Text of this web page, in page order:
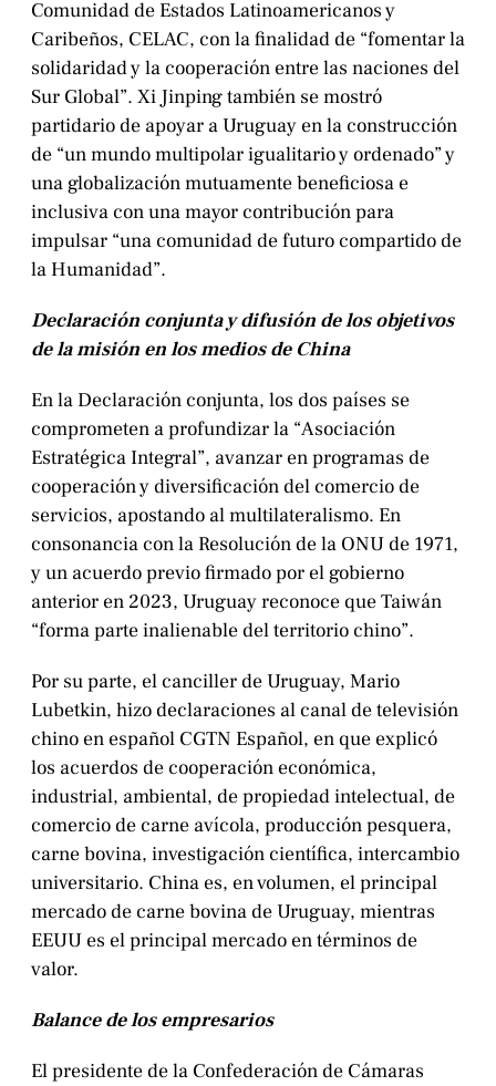
Comunidad de Estados Latinoamericanos y
Caribeños, CELAC, con la finalidad de “fomentar la
solidaridad y la cooperación entre las naciones del
Sur Global”. Xi Jinping también se mostró
partidario de apoyar a Uruguay en la construcción
de “un mundo multipolar igualitario y ordenado” y
una globalización mutuamente beneficiosa e
inclusiva con una mayor contribución para
impulsar “una comunidad de futuro compartido de
la Humanidad”.
Declaración conjunta y difusión de los objetivos
de la misión en los medios de China
En la Declaración conjunta, los dos países se
comprometen a profundizar la “Asociación
Estratégica Integral”, avanzar en programas de
cooperación y diversificación del comercio de
servicios, apostando al multilateralismo. En
consonancia con la Resolución de la ONU de 1971,
y un acuerdo previo firmado por el gobierno
anterior en 2023, Uruguay reconoce que Taiwán
“forma parte inalienable del territorio chino”.
Por su parte, el canciller de Uruguay, Mario
Lubetkin, hizo declaraciones al canal de televisión
chino en español CGTN Español, en que explicó
los acuerdos de cooperación económica,
industrial, ambiental, de propiedad intelectual, de
comercio de carne avícola, producción pesquera,
carne bovina, investigación científica, intercambio
universitario. China es, en volumen, el principal
mercado de carne bovina de Uruguay, mientras
EEUU es el principal mercado en términos de
valor.
Balance de los empresarios
El presidente de la Confederación de Cámaras